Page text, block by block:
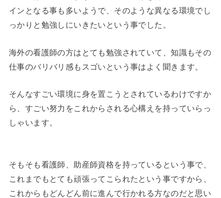
インとなる事も多いようで、そのような異なる環境でし
っかりと勉強しにいきたいという事でした。
海外の看護師の方はとても勉強されていて、知識もその
仕事のバリバリ感もスゴいという事はよく聞きます。
そんなすごい環境に身を置こうとされているわけですか
ら、すごい努力をこれからされる心構えを持っていらっ
しゃいます。
そもそも看護師、助産師資格を持っているという事で、
これまでもとても頑張ってこられたという事ですから、
これからもどんどん前に進んで行かれる方なのだと思い